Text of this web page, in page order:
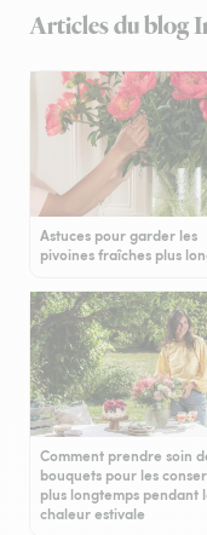
Articles du blog
Astuces pour garder les
pivoines fraîches plus
Comment prendre soin
bouquets pour les
plus longtemps pendant
chaleur estivale